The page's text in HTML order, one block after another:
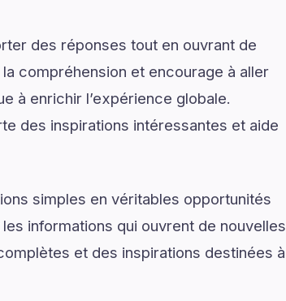
des réponses tout en ouvrant de
compréhension et encourage à aller
à enrichir l’expérience globale.
des inspirations intéressantes et aide
simples en véritables opportunités
informations qui ouvrent de nouvelles
et des inspirations destinées à